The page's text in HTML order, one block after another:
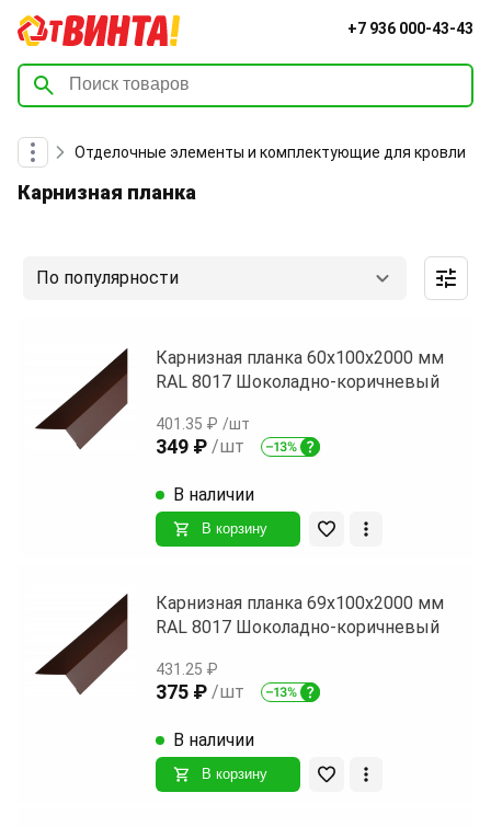
+7 936 000-43-43
Отделочные элементы и комплектующие для кровли
Карнизная планка
По популярности
Карнизная планка 60х100х2000 мм
RAL 8017 Шоколадно-коричневый
401.35 ₽ /шт
349 ₽ /шт
В наличии
В корзину
Карнизная планка 69х100х2000 мм
RAL 8017 Шоколадно-коричневый
431.25 ₽
375 ₽ /шт
В наличии
В корзину